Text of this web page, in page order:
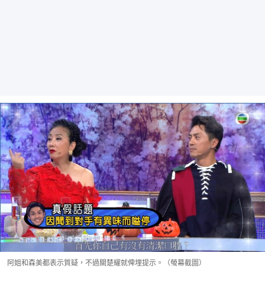
阿姐和森美都表示質疑，不過關楚耀就俾埋提示。（螢幕截圖）